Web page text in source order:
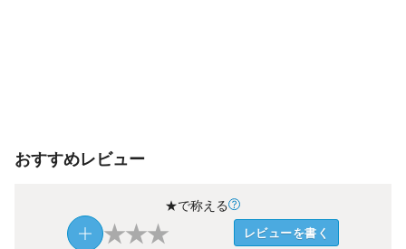
おすすめレビュー
★で称える
★★★ レビューを書く